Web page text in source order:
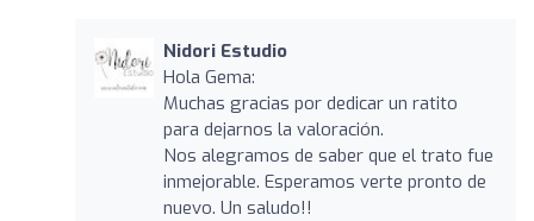
Nidori Estudio
Hola Gema:
Muchas gracias por dedicar un ratito
para dejarnos la valoración.
Nos alegramos de saber que el trato fue
inmejorable. Esperamos verte pronto de
nuevo. Un saludo!!